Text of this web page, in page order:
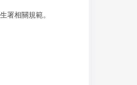
署相關規範。